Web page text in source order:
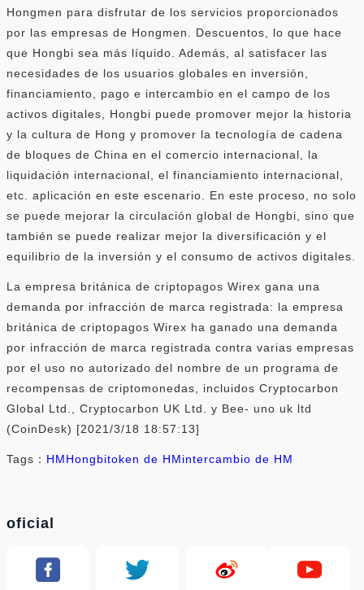
Hongmen para disfrutar de los servicios proporcionados
por las empresas de Hongmen. Descuentos, lo que hace
que Hongbi sea más líquido. Además, al satisfacer las
necesidades de los usuarios globales en inversión,
financiamiento, pago e intercambio en el campo de los
activos digitales, Hongbi puede promover mejor la historia
y la cultura de Hong y promover la tecnología de cadena
de bloques de China en el comercio internacional, la
liquidación internacional, el financiamiento internacional,
etc. aplicación en este escenario. En este proceso, no solo
se puede mejorar la circulación global de Hongbi, sino que
también se puede realizar mejor la diversificación y el
equilibrio de la inversión y el consumo de activos digitales.
La empresa británica de criptopagos Wirex gana una
demanda por infracción de marca registrada: la empresa
británica de criptopagos Wirex ha ganado una demanda
por infracción de marca registrada contra varias empresas
por el uso no autorizado del nombre de un programa de
recompensas de criptomonedas, incluidos Cryptocarbon
Global Ltd., Cryptocarbon UK Ltd. y Bee- uno uk ltd
(CoinDesk) [2021/3/18 18:57:13]
Tags： HMHongbitoken de HMintercambio de HM
oficial